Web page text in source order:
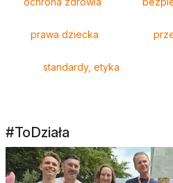
prawa dziecka
standardy, etyka
#ToDziała